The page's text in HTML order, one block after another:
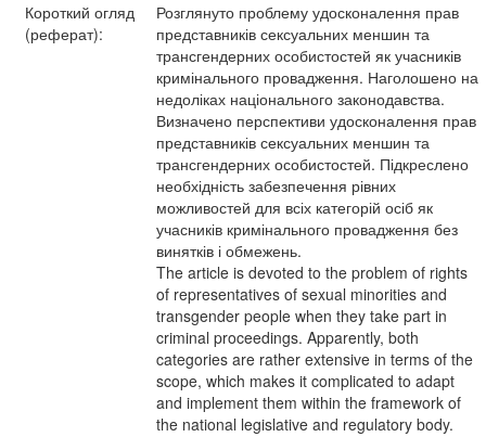
Короткий огляд
(реферат):
Розглянуто проблему удосконалення прав
представників сексуальних меншин та
трансгендерних особистостей як учасників
кримінального провадження. Наголошено на
недоліках національного законодавства.
Визначено перспективи удосконалення прав
представників сексуальних меншин та
трансгендерних особистостей. Підкреслено
необхідність забезпечення рівних
можливостей для всіх категорій осіб як
учасників кримінального провадження без
винятків і обмежень.
The article is devoted to the problem of rights
of representatives of sexual minorities and
transgender people when they take part in
criminal proceedings. Apparently, both
categories are rather extensive in terms of the
scope, which makes it complicated to adapt
and implement them within the framework of
the national legislative and regulatory body.